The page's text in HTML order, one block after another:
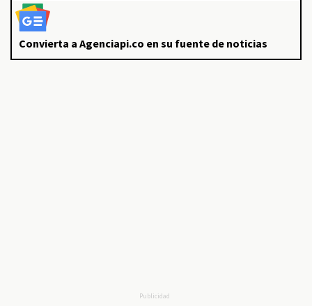
Convierta a Agenciapi.co en su fuente de noticias
Publicidad